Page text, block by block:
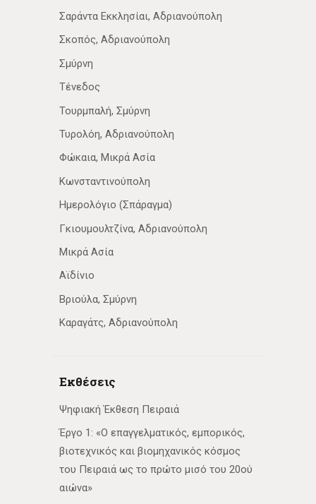
Σαράντα Εκκλησίαι, Αδριανούπολη
Σκοπός, Αδριανούπολη
Σμύρνη
Τένεδος
Τουρμπαλή, Σμύρνη
Τυρολόη, Αδριανούπολη
Φώκαια, Μικρά Ασία
Κωνσταντινούπολη
Ημερολόγιο (Σπάραγμα)
Γκιουμουλτζίνα, Αδριανούπολη
Μικρά Ασία
Αϊδίνιο
Βριούλα, Σμύρνη
Καραγάτς, Αδριανούπολη
Εκθέσεις
Ψηφιακή Έκθεση Πειραιά
Έργο 1: «Ο επαγγελματικός, εμπορικός,
βιοτεχνικός και βιομηχανικός κόσμος
του Πειραιά ως το πρώτο μισό του 20ού
αιώνα»